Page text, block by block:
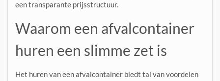
een transparante prijsstructuur.
Waarom een afvalcontainer
huren een slimme zet is
Het huren van een afvalcontainer biedt tal van voordelen